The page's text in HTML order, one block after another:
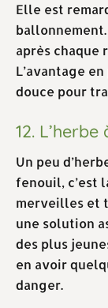
Elle est
après chaque
L’avantage
douce pour
12. L’herbe
Un peu
fenouil, c’est
merveilles et
une solution
des plus
en avoir
danger.